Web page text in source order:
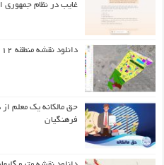
غایب در نظام جمهوری
دانلود نقشه منطقه ۱۲ مشهد (الهیه) به تفکیک کاربریها
حق مالکانه یک معلم
فرهنگیان